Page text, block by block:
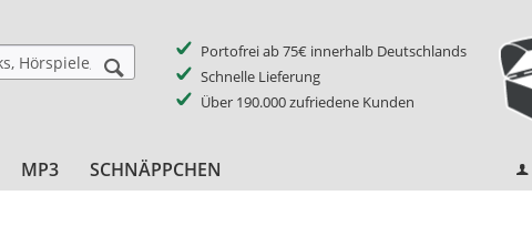
Portofrei ab 75€ innerhalb Deutschlands
Schnelle Lieferung
Über 190.000 zufriedene Kunden
MP3 SCHNÄPPCHEN